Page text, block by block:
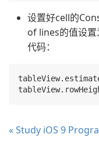
设置好cell的
of lines的值设
代码：
« Study iOS 9